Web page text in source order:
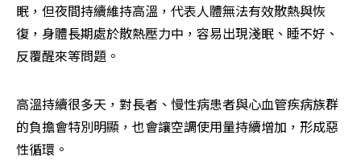
眠，但夜間持續維持高溫，代表人體無法有效散熱與恢
復，身體長期處於散熱壓力中，容易出現淺眠、睡不好、
反覆醒來等問題。
高溫持續很多天，對長者、慢性病患者與心血管疾病族群
的負擔會特別明顯，也會讓空調使用量持續增加，形成惡
性循環。